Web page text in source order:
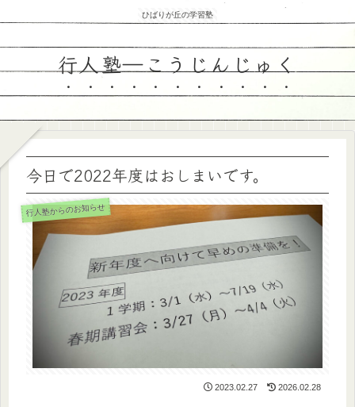
ひばりが丘の学習塾
行人塾―こうじんじゅく
今日で2022年度はおしまいです。
行人塾からのお知らせ
2023.02.27 2026.02.28